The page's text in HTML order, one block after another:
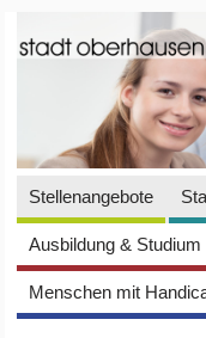
Stellenangebote
Ausbildung & Studium
Menschen mit